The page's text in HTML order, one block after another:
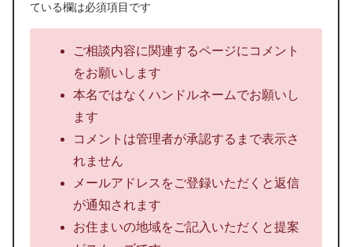
ている欄は必須項目です
ご相談内容に関連するページにコメント
をお願いします
本名ではなくハンドルネームでお願いし
ます
コメントは管理者が承認するまで表示さ
れません
メールアドレスをご登録いただくと返信
が通知されます
お住まいの地域をご記入いただくと提案